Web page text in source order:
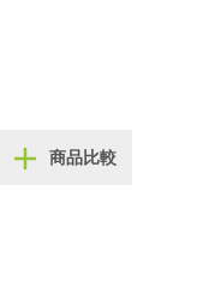
商品比較